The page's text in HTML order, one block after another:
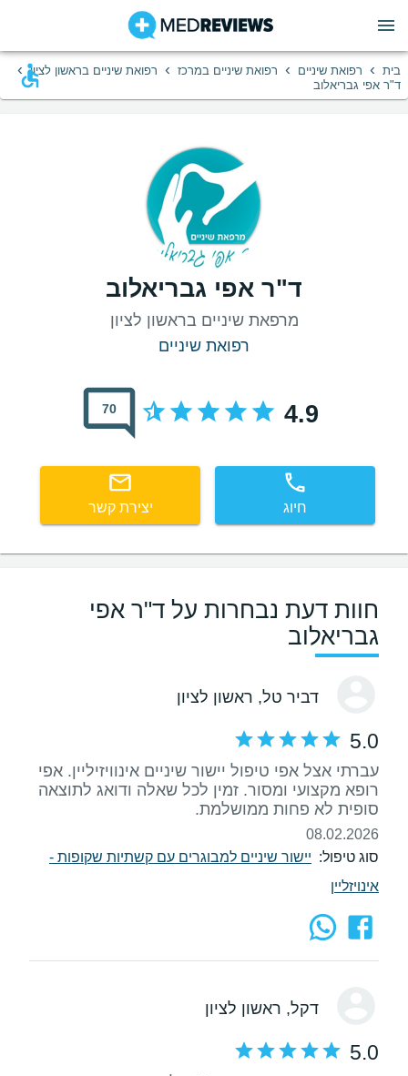
בית › רפואת שיניים › רפואת שיניים במרכז › רפואת שיניים בראשון לציון ›
ד"ר אפי גבריאלוב
ד"ר אפי גבריאלוב
מרפאת שיניים בראשון לציון
רפואת שיניים
4.9
70
חיוג יצירת קשר
חוות דעת נבחרות על ד"ר אפי
גבריאלוב
דביר טל, ראשון לציון
5.0
עברתי אצל אפי טיפול יישור שיניים אינוויזיליין. אפי
רופא מקצועי ומסור. זמין לכל שאלה ודואג לתוצאה
סופית לא פחות ממושלמת.
08.02.2026
סוג טיפול: יישור שיניים למבוגרים עם קשתיות שקופות -
אינויזליין
דקל, ראשון לציון
5.0